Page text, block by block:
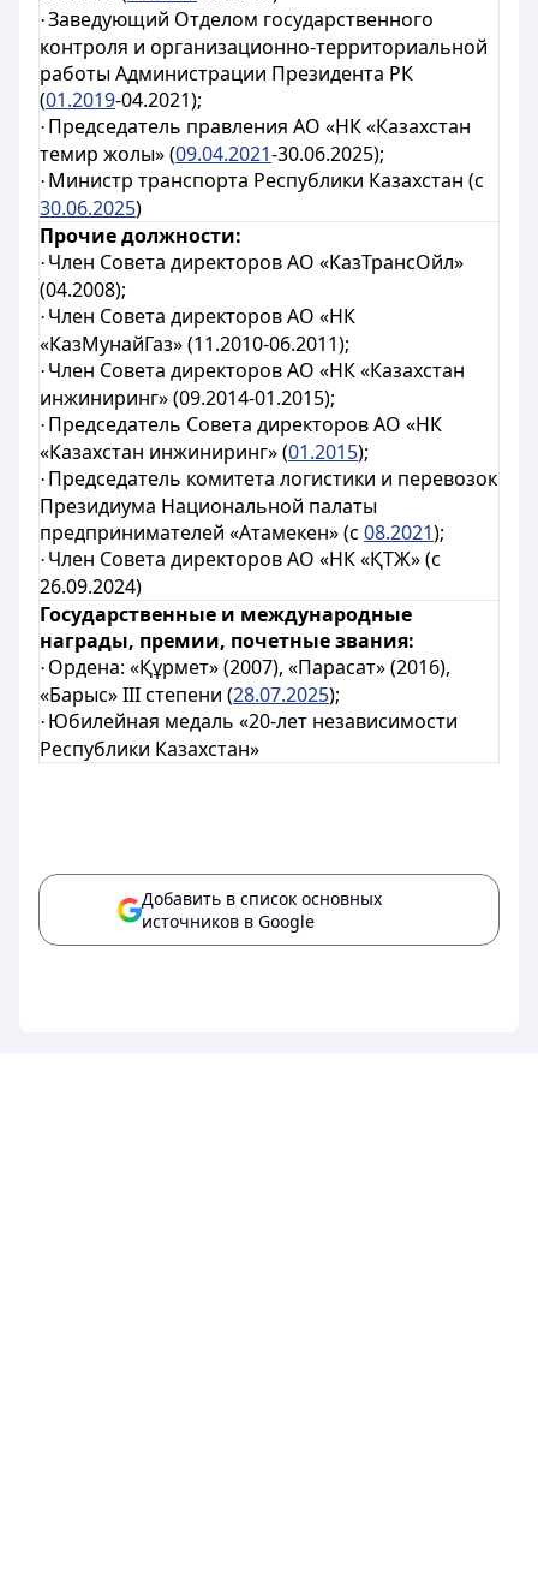
·Заведующий Отделом государственного
контроля и организационно-территориальной
работы Администрации Президента РК
(01.2019-04.2021);
· Председатель правления АО «НК «Казахстан
темир жолы» (09.04.2021-30.06.2025);
· Министр транспорта Республики Казахстан (с
30.06.2025)
Прочие должности:
· Член Совета директоров АО «КазТрансОйл»
(04.2008);
· Член Совета директоров АО «НК
«КазМунайГаз» (11.2010-06.2011);
· Член Совета директоров АО «НК «Казахстан
инжиниринг» (09.2014-01.2015);
· Председатель Совета директоров АО «НК
«Казахстан инжиниринг» (01.2015);
· Председатель комитета логистики и перевозок
Президиума Национальной палаты
предпринимателей «Атамекен» (с 08.2021);
· Член Совета директоров АО «НК «ҚТЖ» (с
26.09.2024)
Государственные и международные
награды, премии, почетные звания:
· Ордена: «Құрмет» (2007), «Парасат» (2016),
«Барыс» III степени (28.07.2025);
· Юбилейная медаль «20-лет независимости
Республики Казахстан»
Добавить в список основных
источников в Google